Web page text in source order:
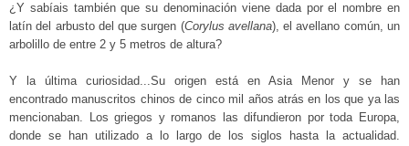
¿Y sabíais también que su denominación viene dada por el nombre en
latín del arbusto del que surgen (Corylus avellana), el avellano común, un
arbolillo de entre 2 y 5 metros de altura?
Y la última curiosidad...Su origen está en Asia Menor y se han
encontrado manuscritos chinos de cinco mil años atrás en los que ya las
mencionaban. Los griegos y romanos las difundieron por toda Europa,
donde se han utilizado a lo largo de los siglos hasta la actualidad.